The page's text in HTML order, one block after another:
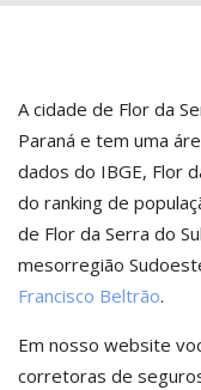
A cidade de Flor da
Paraná e tem uma
dados do IBGE, Flor
do ranking de
de Flor da Serra do
mesorregião
Francisco Beltrão.
Em nosso website
corretoras de